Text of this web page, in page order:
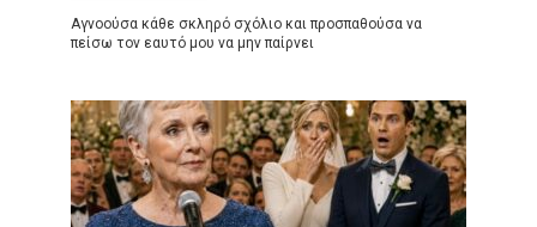
Αγνοούσα κάθε σκληρό σχόλιο και προσπαθούσα να
πείσω τον εαυτό μου να μην παίρνει